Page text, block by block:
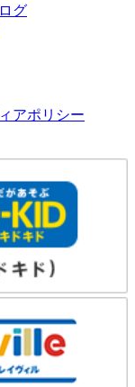
グ
アポリシー